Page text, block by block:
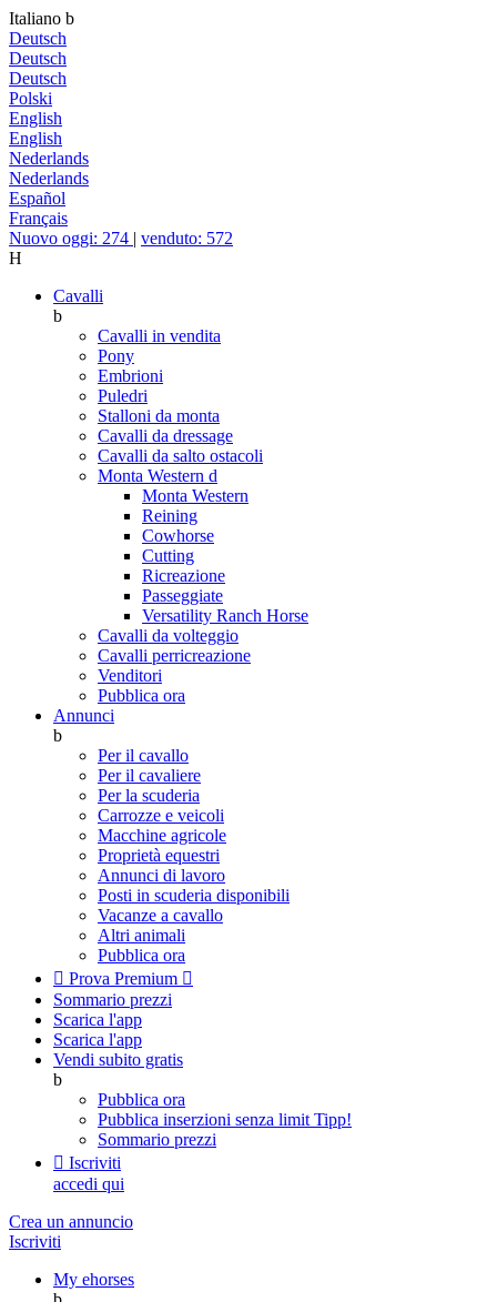
Italiano b
Deutsch
Deutsch
Deutsch
Polski
English
English
Nederlands
Nederlands
Español
Français
Nuovo oggi: 274 | venduto: 572
H
Cavalli
b
Cavalli in vendita
Pony
Embrioni
Puledri
Stalloni da monta
Cavalli da dressage
Cavalli da salto ostacoli
Monta Western d
Monta Western
Reining
Cowhorse
Cutting
Ricreazione
Passeggiate
Versatility Ranch Horse
Cavalli da volteggio
Cavalli perricreazione
Venditori
Pubblica ora
Annunci
b
Per il cavallo
Per il cavaliere
Per la scuderia
Carrozze e veicoli
Macchine agricole
Proprietà equestri
Annunci di lavoro
Posti in scuderia disponibili
Vacanze a cavallo
Altri animali
Pubblica ora
 Prova Premium 
Sommario prezzi
Scarica l'app
Scarica l'app
Vendi subito gratis
b
Pubblica ora
Pubblica inserzioni senza limit Tipp!
Sommario prezzi
 Iscriviti
accedi qui
Crea un annuncio
Iscriviti
My ehorses